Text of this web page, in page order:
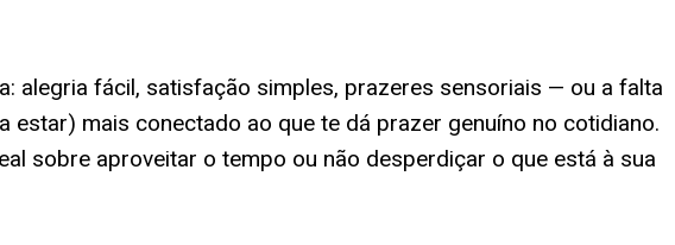
alegria fácil, satisfação simples, prazeres sensoriais — ou a falta
estar) mais conectado ao que te dá prazer genuíno no cotidiano.
sobre aproveitar o tempo ou não desperdiçar o que está à sua